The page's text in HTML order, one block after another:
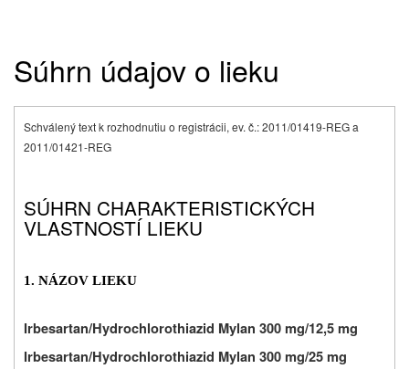
Súhrn údajov o lieku
Schválený text k rozhodnutiu o registrácii, ev. č.: 2011/01419-REG a
2011/01421-REG
SÚHRN CHARAKTERISTICKÝCH
VLASTNOSTÍ LIEKU
1. NÁZOV LIEKU
Irbesartan/Hydrochlorothiazid Mylan 300 mg/12,5 mg
Irbesartan/Hydrochlorothiazid Mylan 300 mg/25 mg